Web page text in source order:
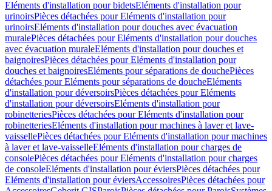
Eléments d'installation pour bidetsEléments d'installation pour
urinoirsPièces détachées pour Eléments d'installation pour
urinoirsEléments d'installation pour douches avec évacuation
muralePièces détachées pour Eléments d'installation pour douches
avec évacuation muraleEléments d'installation pour douches et
baignoiresPièces détachées pour Eléments d'installation pour
douches et baignoiresEléments pour séparations de douchePièces
détachées pour Eléments pour séparations de doucheEléments
d'installation pour déversoirsPièces détachées pour Eléments
d'installation pour déversoirsEléments d'installation pour
robinetteriesPièces détachées pour Eléments d'installation pour
robinetteriesEléments d'installation pour machines à laver et lave-
vaissellePièces détachées pour Eléments d'installation pour machines
à laver et lave-vaisselleEléments d'installation pour charges de
consolePièces détachées pour Eléments d'installation pour charges
de consoleEléments d'installation pour éviersPièces détachées pour
Eléments d'installation pour éviersAccessoiresPièces détachées pour